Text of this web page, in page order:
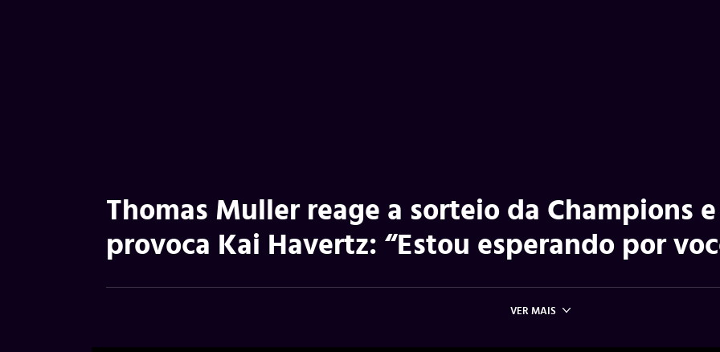
Thomas Muller reage a sorteio da Champions e
provoca Kai Havertz: “Estou esperando por
VER MAIS